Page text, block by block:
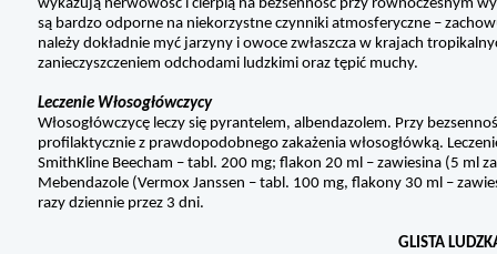
wykazują nerwowość i cierpią na bezsenność przy równoczesnym
są bardzo odporne na niekorzystne czynniki atmosferyczne –
należy dokładnie myć jarzyny i owoce zwłaszcza w krajach
zanieczyszczeniem odchodami ludzkimi oraz tępić muchy.
Leczenie Włosogłówczycy
Włosogłówczycę leczy się pyrantelem, albendazolem. Przy
profilaktycznie z prawdopodobnego zakażenia włosogłówką.
SmithKline Beecham – tabl. 200 mg; flakon 20 ml – zawiesina (5 ml
Mebendazole (Vermox Janssen – tabl. 100 mg, flakony 30 ml –
razy dziennie przez 3 dni.
GLISTA